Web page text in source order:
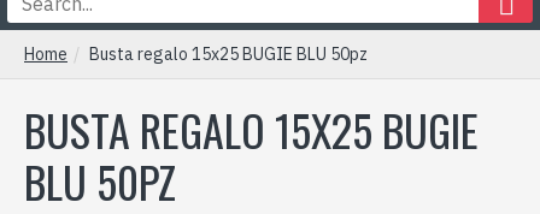
Home Busta regalo 15x25 BUGIE BLU 50pz
BUSTA REGALO 15X25 BUGIE
BLU 50PZ